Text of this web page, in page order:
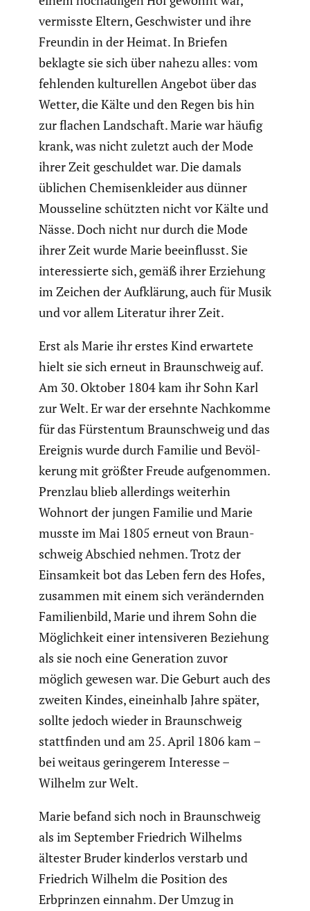
vermisste Eltern, Geschwister und ihre
Freundin in der Heimat. In Briefen
beklagte sie sich über nahezu alles: vom
fehlenden kultu­rellen Angebot über das
Wetter, die Kälte und den Regen bis hin
zur flachen Landschaft. Marie war häufig
krank, was nicht zuletzt auch der Mode
ihrer Zeit geschuldet war. Die damals
üblichen Chemi­sen­kleider aus dünner
Mousse­line schützten nicht vor Kälte und
Nässe. Doch nicht nur durch die Mode
ihrer Zeit wurde Marie beein­flusst. Sie
inter­es­sierte sich, gemäß ihrer Erziehung
im Zeichen der Aufklä­rung, auch für Musik
und vor allem Literatur ihrer Zeit.
Erst als Marie ihr erstes Kind erwartete
hielt sie sich erneut in Braun­schweig auf.
Am 30. Oktober 1804 kam ihr Sohn Karl
zur Welt. Er war der ersehnte Nachkomme
für das Fürstentum Braun­schweig und das
Ereignis wurde durch Familie und Bevöl­
ke­rung mit größter Freude aufge­nommen.
Prenzlau blieb aller­dings weiterhin
Wohnort der jungen Familie und Marie
musste im Mai 1805 erneut von Braun­
schweig Abschied nehmen. Trotz der
Einsam­keit bot das Leben fern des Hofes,
zusammen mit einem sich verän­dernden
Famili­en­bild, Marie und ihrem Sohn die
Möglich­keit einer inten­si­veren Beziehung
als sie noch eine Genera­tion zuvor
möglich gewesen war. Die Geburt auch des
zweiten Kindes, einein­halb Jahre später,
sollte jedoch wieder in Braun­schweig
statt­finden und am 25. April 1806 kam –
bei weitaus gerin­gerem Interesse –
Wilhelm zur Welt.
Marie befand sich noch in Braun­schweig
als im September Friedrich Wilhelms
ältester Bruder kinderlos verstarb und
Friedrich Wilhelm die Position des
Erbprinzen einnahm. Der Umzug in